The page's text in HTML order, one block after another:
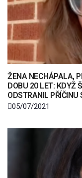
ŽENA NECHÁPALA,
DOBU 20 LET: KDYŽ
ODSTRANIL PŘÍČINU
05/07/2021